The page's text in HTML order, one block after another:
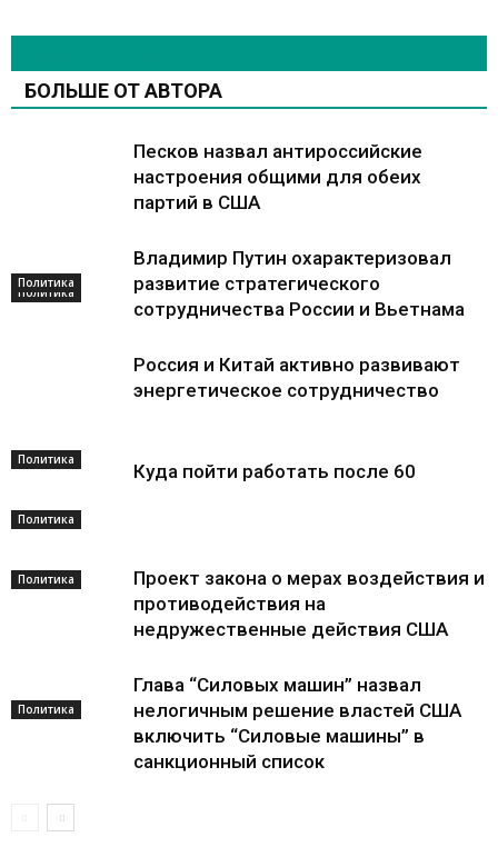
БОЛЬШЕ ОТ АВТОРА
Политика
Песков назвал антироссийские
настроения общими для обеих
партий в США
Политика
Владимир Путин охарактеризовал
развитие стратегического
сотрудничества России и Вьетнама
Политика
Россия и Китай активно развивают
энергетическое сотрудничество
Политика
Куда пойти работать после 60
Политика
Проект закона о мерах воздействия и
противодействия на
недружественные действия США
Политика
Глава “Силовых машин” назвал
нелогичным решение властей США
включить “Силовые машины” в
санкционный список